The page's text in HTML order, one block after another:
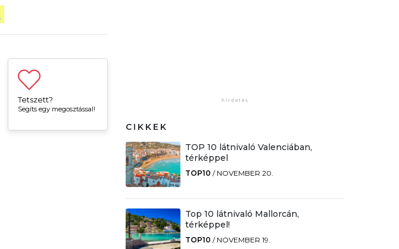
Tetszett?
Segíts egy megosztással!
CIKKEK
TOP 10 látnivaló Valenciában,
térképpel
TOP10 / NOVEMBER 20.
Top 10 látnivaló Mallorcán,
térképpel!
TOP10 / NOVEMBER 19.